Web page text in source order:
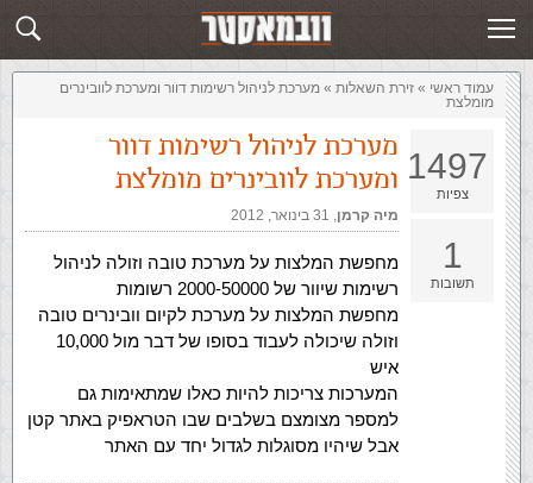
שלח תשובה זירת השאלות
עמוד ראשי » ‏זירת השאלות‏ » מערכת לניהול רשימות דוור ומערכת לוובינרים
מומלצת
1497
צפיות
1
תשובות
מערכת לניהול רשימות דוור
ומערכת לוובינרים מומלצת
מיה קרמן,‏ 31 בינואר, 2012
מחפשת המלצות על מערכת טובה וזולה לניהול
רשימות שיוור של 2000-50000 רשומות
מחפשת המלצות על מערכת לקיום וובינרים טובה
וזולה שיכולה לעבוד בסופו של דבר מול 10,000
איש
המערכות צריכות להיות כאלו שמתאימות גם
למספר מצומצם בשלבים שבו הטראפיק באתר קטן
אבל שיהיו מסוגלות לגדול יחד עם האתר